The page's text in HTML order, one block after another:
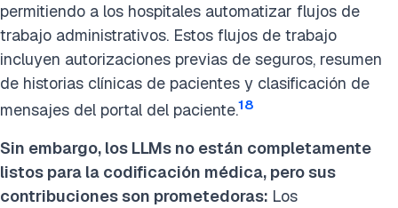
permitiendo a los hospitales automatizar flujos de
trabajo administrativos. Estos flujos de trabajo
incluyen autorizaciones previas de seguros, resumen
de historias clínicas de pacientes y clasificación de
mensajes del portal del paciente.18
Sin embargo, los LLMs no están completamente
listos para la codificación médica, pero sus
contribuciones son prometedoras: Los